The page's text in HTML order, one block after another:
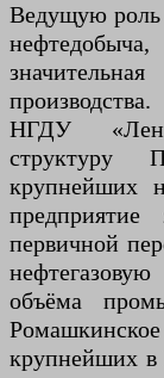
Ведущую роль
НГДУ
структуру
крупнейших
первичной
объёма
крупнейших в